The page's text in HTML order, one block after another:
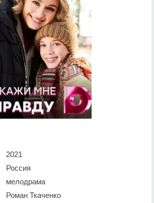
2021
Россия
мелодрама
Роман Ткаченко